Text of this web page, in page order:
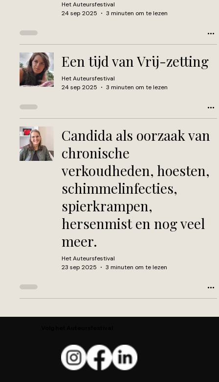
Het Auteursfestival
24 sep 2025
3 minuten om te lezen
Een tijd van Vrij-zetting
Het Auteursfestival
24 sep 2025
3 minuten om te lezen
Candida als oorzaak van
chronische
verkoudheden, hoesten,
schimmelinfecties,
spierkrampen,
hersenmist en nog veel
meer.
Het Auteursfestival
23 sep 2025
3 minuten om te lezen